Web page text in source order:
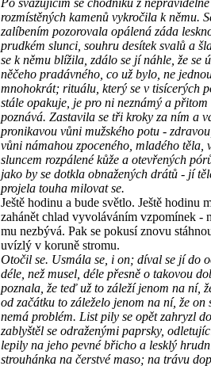
Po svažujícím se chodníku z nepravidelně
rozmístěných kamenů vykročila k němu.
zalíbením pozorovala opálená záda
prudkém slunci, souhru desítek svalů a
se k němu blížila, zdálo se jí náhle, že se
něčeho pradávného, co už bylo, ne
mnohokrát; rituálu, který se v tisícerých
stále opakuje, je pro ni neznámý a přitom
poznává. Zastavila se tři kroky za ním a
pronikavou vůni mužského potu -
vůni námahou zpoceného, mladého těla,
sluncem rozpálené kůže a otevřených
jako by se dotkla obnažených drátů - jí
projela touha milovat se.
Ještě hodinu a bude světlo. Ještě hodinu
zahánět chlad vyvoláváním vzpomínek -
mu nezbývá. Pak se pokusí znovu
uvízlý v koruně stromu.
Otočil se. Usmála se, i on; díval se jí do
déle, než musel, déle přesně o takovou
poznala, že teď už to záleží jenom na ní,
od začátku to záleželo jenom na ní, že on
nemá problém. List pily se opět zahryzl
zablyštěl se odraženými paprsky,
lepily na jeho pevné břicho a lesklý
strouhánka na čerstvé maso; na trávu